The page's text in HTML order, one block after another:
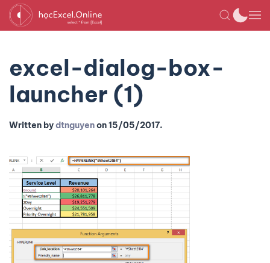
excel-dialog-box-
launcher (1)
Written bydtnguyenon15/05/2017.